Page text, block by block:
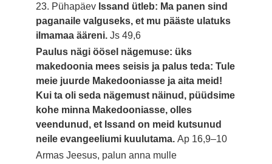
23. Pühapäev Issand ütleb: Ma panen sind
paganaile valguseks, et mu pääste ulatuks
ilmamaa ääreni.Js 49,6
Paulus nägi öösel nägemuse: üks
makedoonia mees seisis ja palus teda: Tule
meie juurde Makedooniasse ja aita meid!
Kui ta oli seda nägemust näinud, püüdsime
kohe minna Makedooniasse, olles
veendunud, et Issand on meid kutsunud
neile evangeeliumi kuulutama.Ap 16,9–10
Armas Jeesus, palun anna mulle